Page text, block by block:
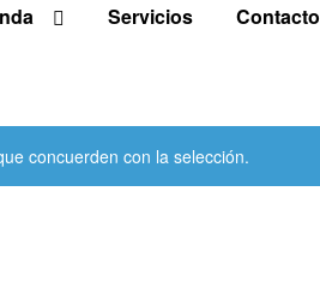
Servicios Contacto
concuerden con la selección.